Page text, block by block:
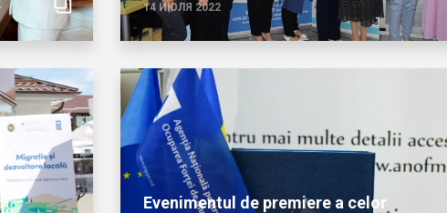
14 ИЮЛЯ 2022
Evenimentul de premiere a celor